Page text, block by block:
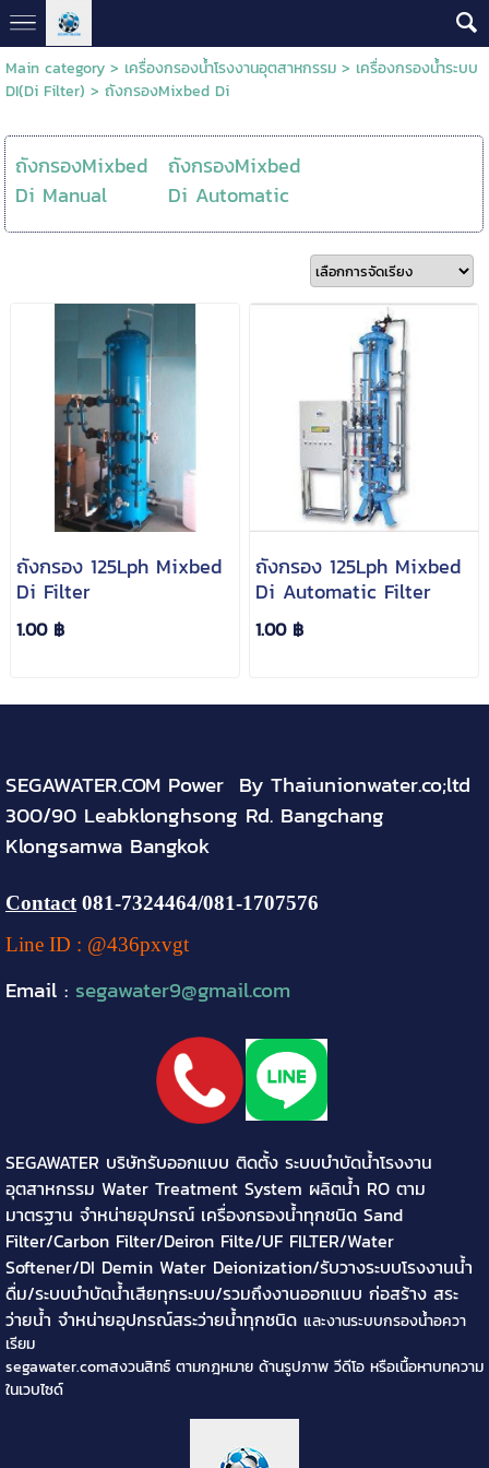
Main category> เครื่องกรองน้ำโรงงานอุตสาหกรรม> เครื่องกรองน้ำระบบ
DI(Di Filter) > ถังกรองMixbed Di
ถังกรองMixbed
Di Manual
ถังกรองMixbed
Di Automatic
ถังกรอง 125Lph Mixbed
Di Filter
1.00 ฿
ถังกรอง 125Lph Mixbed
Di Automatic Filter
1.00 ฿
SEGAWATER.COM Power By Thaiunionwater.co;ltd
300/90 Leabklonghsong Rd. Bangchang
Klongsamwa Bangkok
Contact 081-7324464/081-1707576
Line ID : @436pxvgt
Email : segawater9@gmail.com
SEGAWATER บริษัทรับออกแบบ ติดตั้ง ระบบบำบัดน้ำโรงงาน
อุตสาหกรรม Water Treatment System ผลิตน้ำ RO ตาม
มาตรฐาน จำหน่ายอุปกรณ์ เครื่องกรองน้ำทุกชนิด Sand
Filter/Carbon Filter/Deiron Filte/UF FILTER/Water
Softener/DI Demin Water Deionization/รับวางระบบโรงงานน้ำ
ดื่ม/ระบบบำบัดน้ำเสียทุกระบบ/รวมถึงงานออกแบบ ก่อสร้าง สระ
ว่ายน้ำ จำหน่ายอุปกรณ์สระว่ายน้ำทุกชนิด และงานระบบกรองน้ำอควา
เรียม
segawater.comสงวนสิทธ์ ตามกฎหมาย ด้านรูปภาพ วีดีโอ หรือเนื้อหาบทความ
ในเวบไซด์